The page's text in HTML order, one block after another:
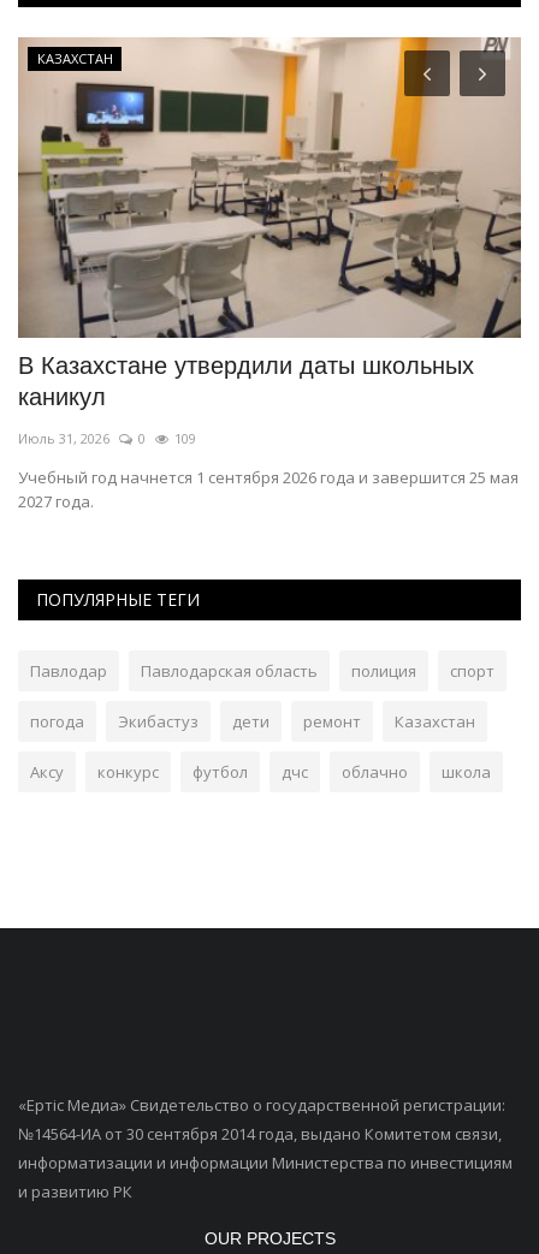
КАЗАХСТАН
В Казахстане утвердили даты школьных
каникул
Июль 31, 2026 0 109
Учебный год начнется 1 сентября 2026 года и завершится 25 мая
2027 года.
ПОПУЛЯРНЫЕ ТЕГИ
Павлодар Павлодарская область полиция спорт
погода Экибастуз дети ремонт Казахстан
Аксу конкурс футбол дчс облачно школа
«Ертiс Медиа» Свидетельство о государственной регистрации:
№14564-ИА от 30 сентября 2014 года, выдано Комитетом связи,
информатизации и информации Министерства по инвестициям
и развитию РК
OUR PROJECTS